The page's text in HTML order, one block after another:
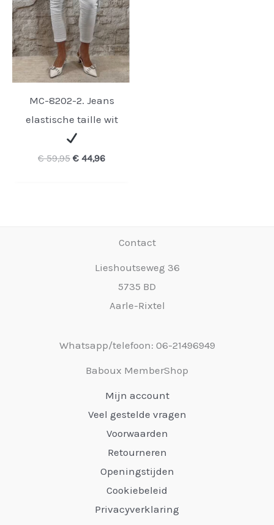
MC-8202-2. Jeans
elastische taille wit
€59,95 Oorspronkelijke
€ 44,96Huidige
Contact
Lieshoutseweg 36
5735 BD
Aarle-Rixtel
Whatsapp/telefoon: 06-21496949
Baboux MemberShop
Mijn account
Veel gestelde vragen
Voorwaarden
Retourneren
Openingstijden
Cookiebeleid
Privacyverklaring